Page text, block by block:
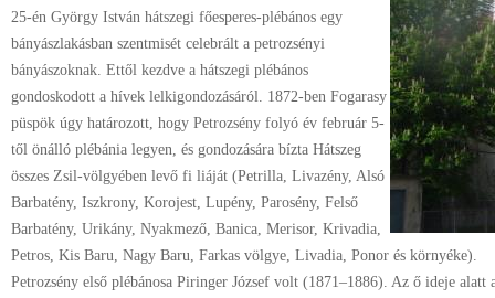
25-én György István hátszegi főesperes-plébános egy
bányászlakásban szentmisét celebrált a petrozsényi
bányászoknak. Ettől kezdve a hátszegi plébános
gondoskodott a hívek lelkigondozásáról. 1872-ben Fogarasy
püspök úgy határozott, hogy Petrozsény folyó év február 5-
től önálló plébánia legyen, és gondozására bízta Hátszeg
összes Zsil-völgyében levő fi liáját (Petrilla, Livazény, Alsó
Barbatény, Iszkrony, Korojest, Lupény, Parosény, Felső
Barbatény, Urikány, Nyakmező, Banica, Merisor, Krivadia,
Petros, Kis Baru, Nagy Baru, Farkas völgye, Livadia, Ponor és környéke).
Petrozsény első plébánosa Piringer József volt (1871–1886). Az ő ideje alatt